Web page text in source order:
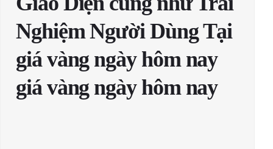
Nghiệm Người Dùng Tại
giá vàng ngày hôm nay
giá vàng ngày hôm nay